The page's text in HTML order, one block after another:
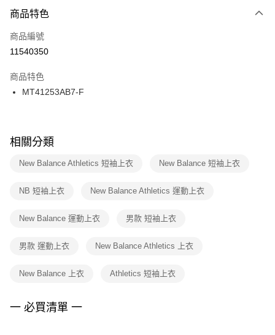
３．安心：先確認商品／服務後，再付款。
【「AFTEE先享後付」結帳流程】
１．於結帳方式選擇「AFTEE先享後付」後，將跳轉至「AFTEE先享後付」
２．訂單成立數日內，您將收到繳費通知簡訊。
３．收到繳費通知簡訊後14天內，點擊此簡訊中的連結，可透過四大超商／
ATM／網路銀行／等多元方式進行付款，方視為交易完成。
※ 交易是否成功請以「AFTEE先享後付 」之結帳頁面顯示為準，若有關於
是否繳費成功／繳費後需取消欲退款等相關疑問，請聯繫「AFTEE先享後付
客戶支援中心」 https://netprotections.freshdesk.com/support/home
１．透過由恩沛科技股份有限公司提供之「AFTEE先享後付」服務完成之交
權轉讓予恩沛科技股份有限公司。
３．未成年的使用者請事先徵得法定代理人或監護人之同意方可使用
任。
請求用戶進行身份認證。
５．嚴禁一人註冊多個帳號或使用他人資訊註冊。若發現惡意使用之情形，
每筆NT$100，滿NT$1,500(含以上)免運費
宅配
每筆NT$100，滿NT$1,500(含以上)免運費
付款後門市自取
每筆NT$100，滿NT$1,500(含以上)免運費
商品特色
商品編號
11540350
商品特色
MT41253AB7-F
相關分類
New Balance Athletics 短袖上衣 New Balance 短袖上衣
NB 短袖上衣 New Balance Athletics 運動上衣
New Balance 運動上衣 男款 短袖上衣
男款 運動上衣 New Balance Athletics 上衣
New Balance 上衣 Athletics 短袖上衣
一 必買清單 一